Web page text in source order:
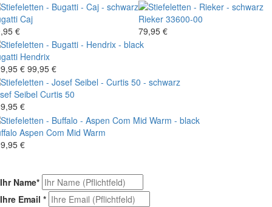
Caj
€
Rieker 33600-00
79,95 €
Hendrix
€ 99,95 €
Seibel Curtis 50
€
Aspen Com Mid Warm
€
Ihr Name*
Ihre Email *